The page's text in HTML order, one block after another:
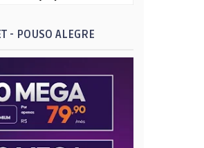
- POUSO ALEGRE